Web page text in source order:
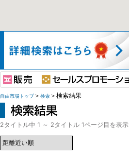
自由市場トップ＞ 検索 ＞検索結果
2タイトル中 1 ～ 2タイトル 1ページ目を表示